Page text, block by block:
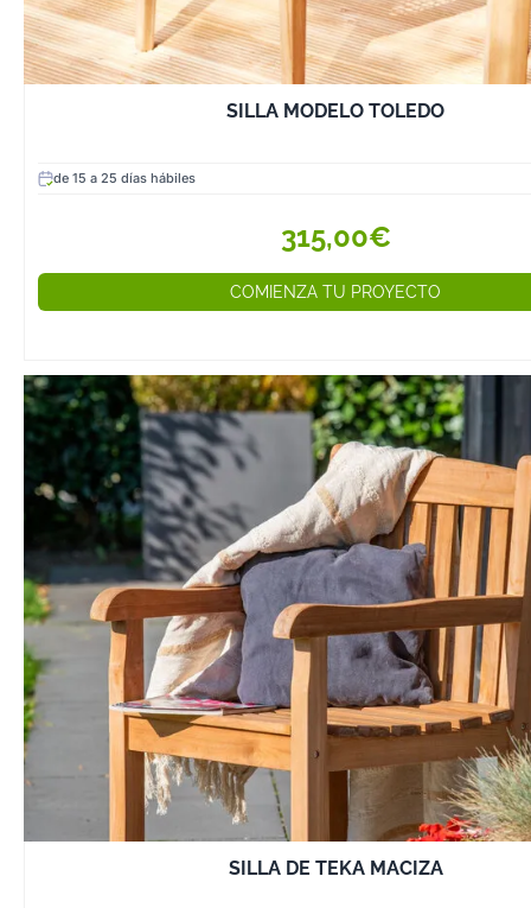
SILLA MODELO TOLEDO
de 15 a 25 días hábiles
315,00€
COMIENZA TU PROYECTO
SILLA DE TEKA MACIZA